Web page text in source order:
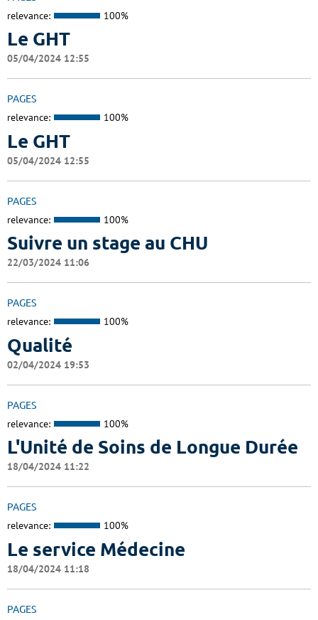
relevance: 100%
Le GHT
05/04/2024 12:55
PAGES
relevance: 100%
Le GHT
05/04/2024 12:55
PAGES
relevance: 100%
Suivre un stage au CHU
22/03/2024 11:06
PAGES
relevance: 100%
Qualité
02/04/2024 19:53
PAGES
relevance: 100%
L'Unité de Soins de Longue Durée
18/04/2024 11:22
PAGES
relevance: 100%
Le service Médecine
18/04/2024 11:18
PAGES